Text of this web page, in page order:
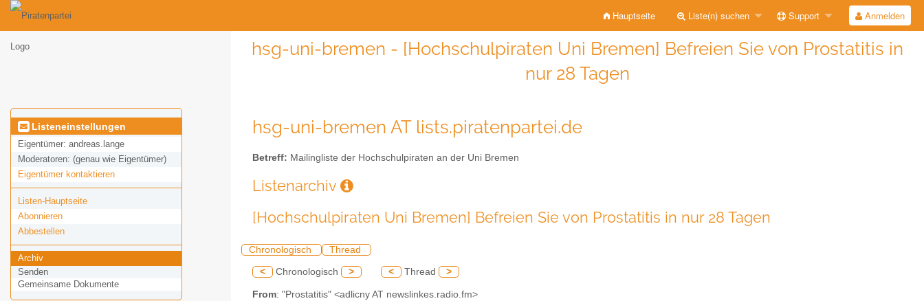
Hauptseite Liste(n) suchen Support Anmelden
hsg-uni-bremen - [Hochschulpiraten Uni Bremen] Befreien Sie von Prostatitis in
nur 28 Tagen
Listeneinstellungen
Eigentümer: andreas.lange
Moderatoren: (genau wie Eigentümer)
Eigentümer kontaktieren
Listen-Hauptseite
Abonnieren
Abbestellen
Archiv
Senden
Gemeinsame Dokumente
hsg-uni-bremen AT lists.piratenpartei.de
Betreff: Mailingliste der Hochschulpiraten an der Uni Bremen
Listenarchiv
[Hochschulpiraten Uni Bremen] Befreien Sie von Prostatitis in nur 28 Tagen
Chronologisch Thread
< Chronologisch > < Thread >
From: "Prostatitis" <adlicny AT newslinkes.radio.fm>